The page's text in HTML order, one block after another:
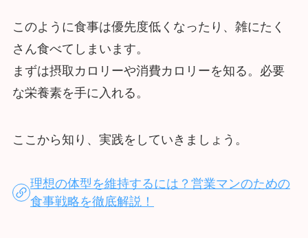
このように食事は優先度低くなったり、雑にたく
さん食べてしまいます。
まずは摂取カロリーや消費カロリーを知る。必要
な栄養素を手に入れる。
ここから知り、実践をしていきましょう。
理想の体型を維持するには？営業マンのための
食事戦略を徹底解説！